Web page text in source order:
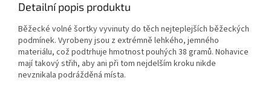
Detailní popis produktu
Běžecké volné šortky vyvinuty do těch nejteplejších běžeckých
podmínek. Vyrobeny jsou z extrémně lehkého, jemného
materiálu, což podtrhuje hmotnost pouhých 38 gramů. Nohavice
mají takový střih, aby ani při tom nejdelším kroku nikde
nevznikala podrážděná místa.